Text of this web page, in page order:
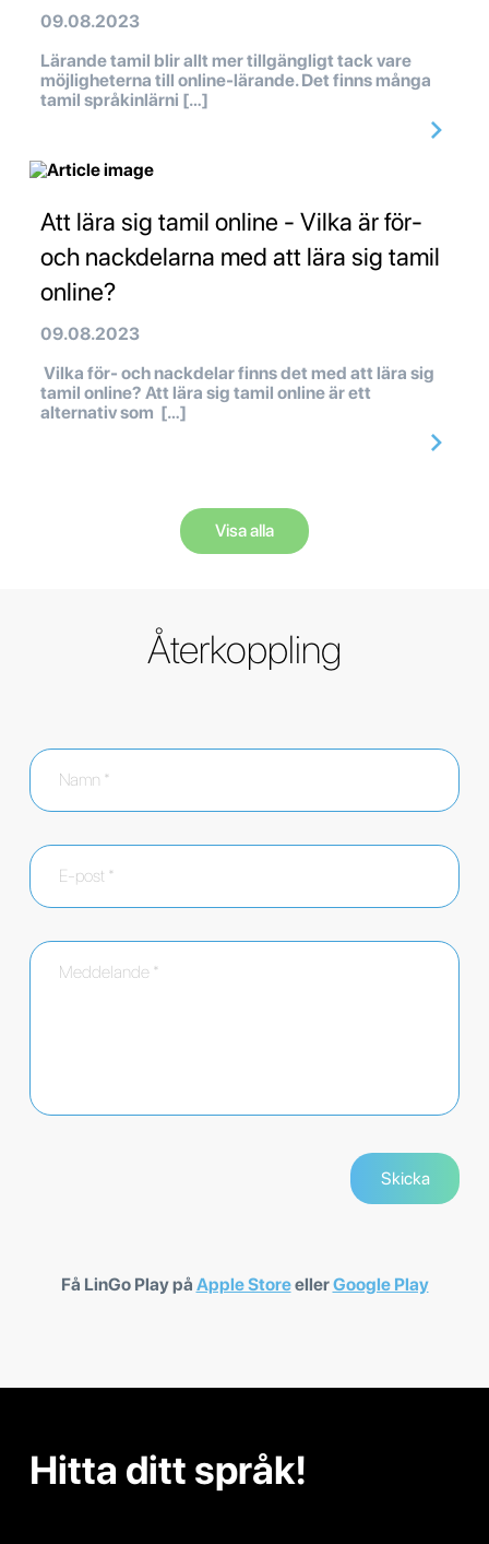
09.08.2023
Lärande tamil blir allt mer tillgängligt tack vare
möjligheterna till online-lärande. Det finns många
tamil språkinlärni […]
Att lära sig tamil online - Vilka är för-
och nackdelarna med att lära sig tamil
online?
09.08.2023
Vilka för- och nackdelar finns det med att lära sig
tamil online? Att lära sig tamil online är ett
alternativ som […]
Visa alla
Återkoppling
Få LinGo Play på Apple StoreellerGoogle Play
Hitta ditt språk!